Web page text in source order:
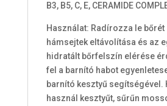
B3, B5, C, E, CERAMIDE
Használat: Radírozza le
hámsejtek eltávolítása és az
hidratált bőrfelszín elérése
fel a barnító habot
barnító kesztyű segítségével.
használ kesztyűt, sűrűn